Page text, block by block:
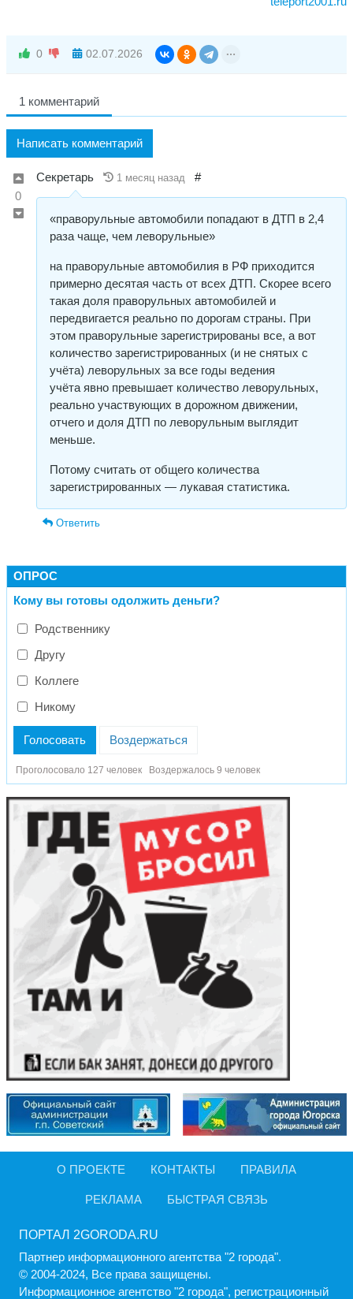
0 02.07.2026
1 комментарий
Написать комментарий
0
Секретарь 1 месяц назад #
«праворульные автомобили попадают в ДТП в 2,4
раза чаще, чем леворульные»
на праворульные автомобилия в РФ приходится
примерно десятая часть от всех ДТП. Скорее всего
такая доля праворульных автомобилей и
передвигается реально по дорогам страны. При
этом праворульные зарегистрированы все, а вот
количество зарегистрированных (и не снятых с
учёта) леворульных за все годы ведения
учёта явно превышает количество леворульных,
реально участвующих в дорожном движении,
отчего и доля ДТП по леворульным выглядит
меньше.
Потому считать от общего количества
зарегистрированных — лукавая статистика.
Ответить
ОПРОС
Кому вы готовы одолжить деньги?
Родственнику
Другу
Коллеге
Никому
Голосовать Воздержаться
Проголосовало 127 человек Воздержалось 9 человек
О ПРОЕКТЕ КОНТАКТЫ ПРАВИЛА
РЕКЛАМА БЫСТРАЯ СВЯЗЬ
ПОРТАЛ 2GORODA.RU
Партнер информационного агентства "2 города".
© 2004-2024, Все права защищены.
Информационное агентство "2 города", регистрационный